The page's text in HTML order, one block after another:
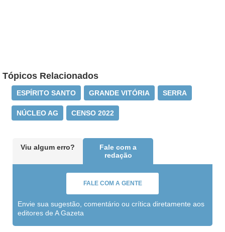
Tópicos Relacionados
ESPÍRITO SANTO GRANDE VITÓRIA SERRA
NÚCLEO AG CENSO 2022
Viu algum erro?
Fale com a
redação
FALE COM A GENTE
Envie sua sugestão, comentário ou crítica diretamente aos
editores de A Gazeta